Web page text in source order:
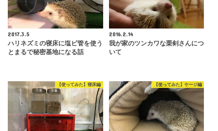
2017.3.5
ハリネズミの寝床に塩ビ管を使う
とまるで秘密基地になる話
2016.2.14
我が家のツンカワな栗剣さんにつ
いて
【使ってみた】寝床編 【使ってみた】ケージ編